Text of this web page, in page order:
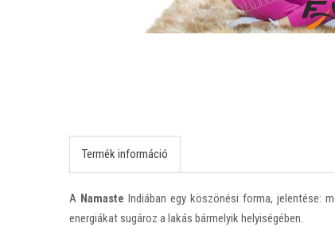
Termék információ
A Namaste Indiában egy köszönési forma, jelentése:
energiákat sugároz a lakás bármelyik helyiségében.